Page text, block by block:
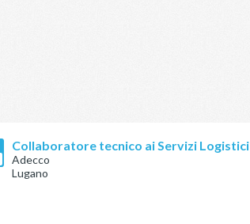
Collaboratore tecnico ai Servizi Logistici
Adecco
Lugano